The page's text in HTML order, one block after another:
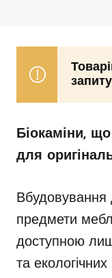
Біокаміни,
для
предмети
доступною
та екологічних